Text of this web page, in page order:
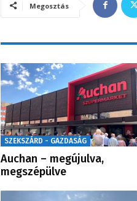
Megosztás
SZEKSZÁRD - GAZDASÁG
Auchan – megújulva,
megszépülve